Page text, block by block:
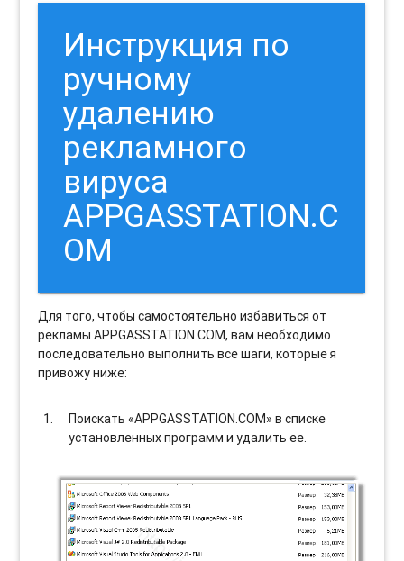
Инструкция по
ручному
удалению
рекламного
вируса
APPGASSTATION.C
OM
Для того, чтобы самостоятельно избавиться от
рекламы APPGASSTATION.COM, вам необходимо
последовательно выполнить все шаги, которые я
привожу ниже:
Поискать «APPGASSTATION.COM» в списке
установленных программ и удалить ее.